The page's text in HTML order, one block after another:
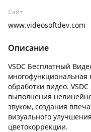
Сайт
www.videosoftdev.com
Описание
VSDC Бесплатный
многофункциональная
обработки видео.
выполнения
звуком, создания
визуального
цветокоррекции.